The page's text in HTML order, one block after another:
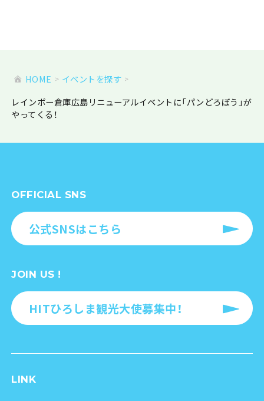
HOME
イベントを探す
レインボー倉庫広島リニューアルイベントに「パンどろぼう」が
やってくる！
OFFICIAL SNS
公式SNSはこちら
JOIN US !
HITひろしま観光大使募集中！
LINK